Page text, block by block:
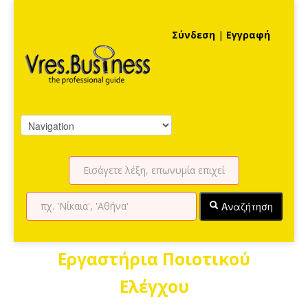
Σύνδεση | Εγγραφή
Αναζήτηση
Εργαστήρια Ποιοτικού
Ελέγχου